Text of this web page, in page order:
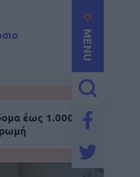
MENU
έως 1.000 ευρώ -